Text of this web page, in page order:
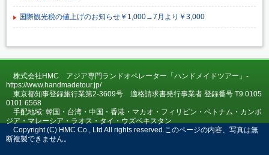
国際観光税の値上げのお知らせ￥1,000→7月より￥3,000
株式会社HMC アジア専門ランドオペレーター「ハンドメイドツアー」-
https://www.handmadetour.jp/
東京都知事登録旅行業第2-3609号 適格請求書発行事業者 登録番号 T9 0105
0101 6568
手配地域: 韓国・台湾・中国・香港・マカオ・フィリピン・ベトナム・カンボ
ジア・マレーシア・ラオス・タイ・ウズベキスタン
Copyright (C) HMC Co., Ltd All rights reserved.このページの内容、写真は無
断複製できません。